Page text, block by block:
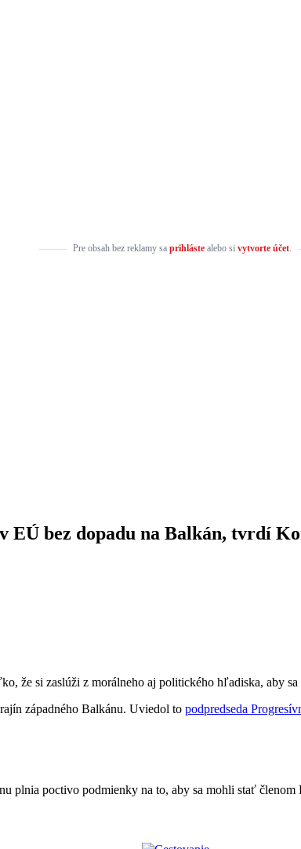
Pre obsah bez reklamy sa prihlástealebo si vytvorte účet.
EÚ bez dopadu na Balkán, tvrdí
že si zaslúži z morálneho aj politického hľadiska, aby sa
západného Balkánu. Uviedol to podpredseda
plnia poctivo podmienky na to, aby sa mohli stať